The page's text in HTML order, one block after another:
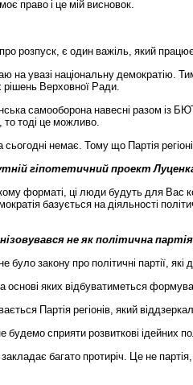
моє право і це мій висновок.
про розпуск, є один важіль, який
на увазі національну демократію.
рішень Верховної Ради.
самооборона навесні разом із
, то тоді це можливо.
сьогодні немає. Тому що Партія
гіпотетичний проект
форматі, ці люди будуть для Вас
базується на діяльності
не як політична партія
було закону про політичні партії, які
основі яких відбуватиметься
Партія регіонів, який
будемо сприяти розвиткові ідейних
закладає багато протиріч. Це не партія,